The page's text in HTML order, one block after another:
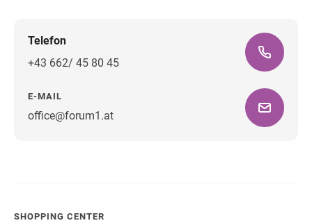
Telefon
+43 662/ 45 80 45
E-MAIL
office@forum1.at
SHOPPING CENTER